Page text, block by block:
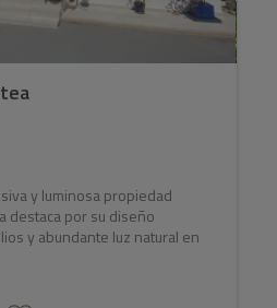
y luminosa propiedad
destaca por su diseño
y abundante luz natural en